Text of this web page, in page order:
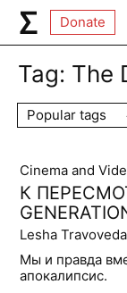
Donate
Tag: The
Popular tags
Cinema and
К
Lesha Travoveda
Мы и правда
апокалипсис.